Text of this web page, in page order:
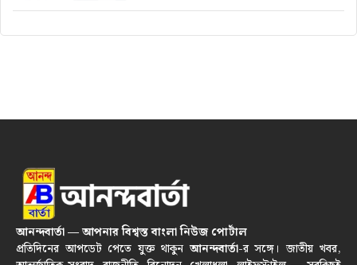
আনন্দবার্তা — আপনার বিশ্বস্ত বাংলা নিউজ পোর্টাল
প্রতিদিনের আপডেট পেতে যুক্ত থাকুনআনন্দবার্তা-র সঙ্গে। জাতীয় খবর,